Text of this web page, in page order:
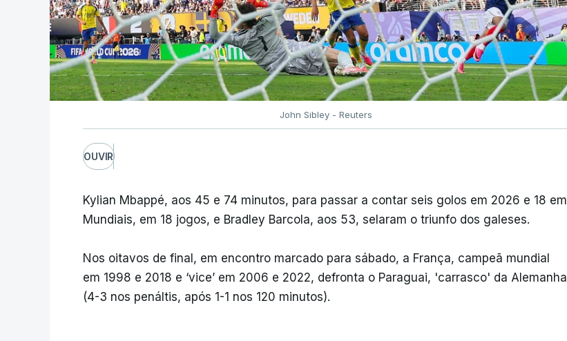
John Sibley - Reuters
OUVIR
Kylian Mbappé, aos 45 e 74 minutos, para passar a contar seis golos em 2026 e 18 em
Mundiais, em 18 jogos, e Bradley Barcola, aos 53, selaram o triunfo dos galeses.
Nos oitavos de final, em encontro marcado para sábado, a França, campeã mundial
em 1998 e 2018 e ‘vice’ em 2006 e 2022, defronta o Paraguai, 'carrasco' da Alemanha
(4-3 nos penáltis, após 1-1 nos 120 minutos).